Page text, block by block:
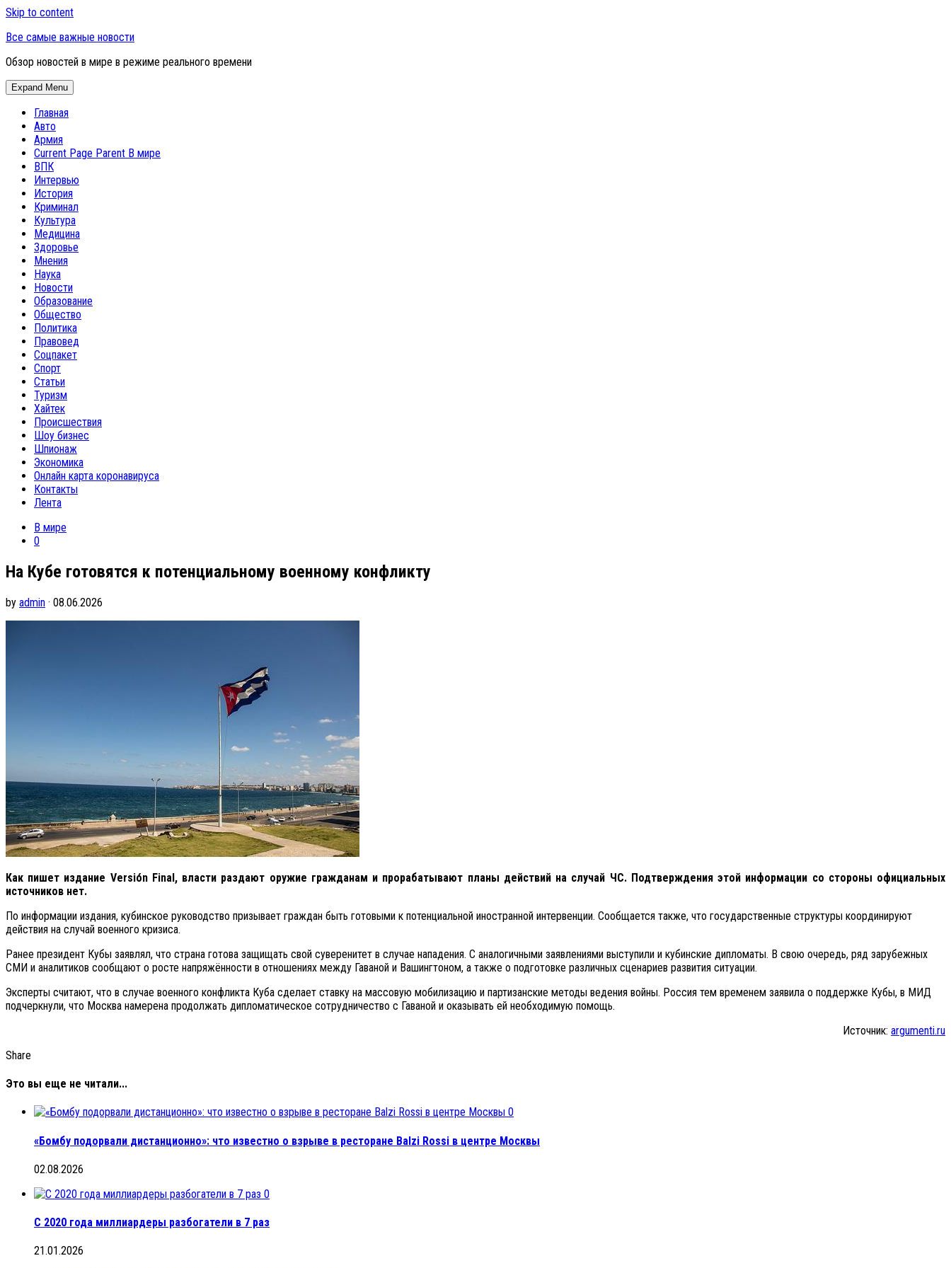
Skip to content
Все самые важные новости
Обзор новостей в мире в режиме реального времени
Expand Menu
Главная
Авто
Армия
Current Page Parent В мире
ВПК
Интервью
История
Криминал
Культура
Медицина
Здоровье
Мнения
Наука
Новости
Образование
Общество
Политика
Правовед
Соцпакет
Спорт
Статьи
Туризм
Хайтек
Происшествия
Шоу бизнес
Шпионаж
Экономика
Онлайн карта коронавируса
Контакты
Лента
В мире
0
На Кубе готовятся к потенциальному военному конфликту
by admin · 08.06.2026
Как пишет издание Versión Final, власти раздают оружие гражданам и прорабатывают планы действий на случай ЧС. Подтверждения этой информации со стороны официальных
источников нет.
По информации издания, кубинское руководство призывает граждан быть готовыми к потенциальной иностранной интервенции. Сообщается также, что государственные структуры координируют
действия на случай военного кризиса.
Ранее президент Кубы заявлял, что страна готова защищать свой суверенитет в случае нападения. С аналогичными заявлениями выступили и кубинские дипломаты. В свою очередь, ряд зарубежных
СМИ и аналитиков сообщают о росте напряжённости в отношениях между Гаваной и Вашингтоном, а также о подготовке различных сценариев развития ситуации.
Эксперты считают, что в случае военного конфликта Куба сделает ставку на массовую мобилизацию и партизанские методы ведения войны. Россия тем временем заявила о поддержке Кубы, в МИД
подчеркнули, что Москва намерена продолжать дипломатическое сотрудничество с Гаваной и оказывать ей необходимую помощь.
Источник: argumenti.ru
Share
Это вы еще не читали...
0
«Бомбу подорвали дистанционно»: что известно о взрыве в ресторане Balzi Rossi в центре Москвы
02.08.2026
0
С 2020 года миллиардеры разбогатели в 7 раз
21.01.2026